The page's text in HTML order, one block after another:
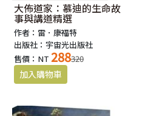
大佈道家：慕迪的生命故
事與講道精選
作者：雷．康福特
出版社：宇宙光出版社
售價：NT 288320